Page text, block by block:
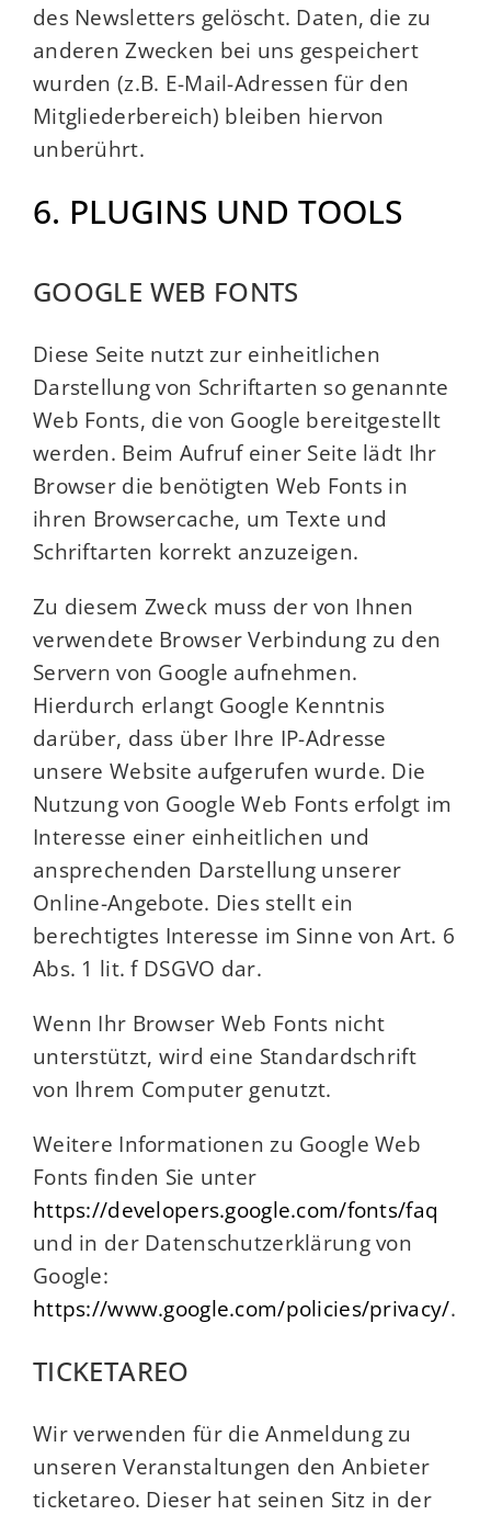
des Newsletters gelöscht. Daten, die zu
anderen Zwecken bei uns gespeichert
wurden (z.B. E-Mail-Adressen für den
Mitgliederbereich) bleiben hiervon
unberührt.
6. PLUGINS UND TOOLS
GOOGLE WEB FONTS
Diese Seite nutzt zur einheitlichen
Darstellung von Schriftarten so genannte
Web Fonts, die von Google bereitgestellt
werden. Beim Aufruf einer Seite lädt Ihr
Browser die benötigten Web Fonts in
ihren Browsercache, um Texte und
Schriftarten korrekt anzuzeigen.
Zu diesem Zweck muss der von Ihnen
verwendete Browser Verbindung zu den
Servern von Google aufnehmen.
Hierdurch erlangt Google Kenntnis
darüber, dass über Ihre IP-Adresse
unsere Website aufgerufen wurde. Die
Nutzung von Google Web Fonts erfolgt im
Interesse einer einheitlichen und
ansprechenden Darstellung unserer
Online-Angebote. Dies stellt ein
berechtigtes Interesse im Sinne von Art. 6
Abs. 1 lit. f DSGVO dar.
Wenn Ihr Browser Web Fonts nicht
unterstützt, wird eine Standardschrift
von Ihrem Computer genutzt.
Weitere Informationen zu Google Web
Fonts finden Sie unter
https://developers.google.com/fonts/faq
und in der Datenschutzerklärung von
Google:
https://www.google.com/policies/privacy/.
TICKETAREO
Wir verwenden für die Anmeldung zu
unseren Veranstaltungen den Anbieter
ticketareo. Dieser hat seinen Sitz in der